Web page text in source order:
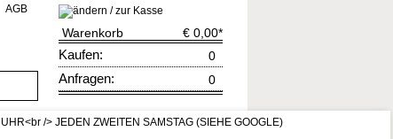
AGB
Warenkorb € 0,00*
Kaufen: 0
Anfragen: 0
zur Kasse